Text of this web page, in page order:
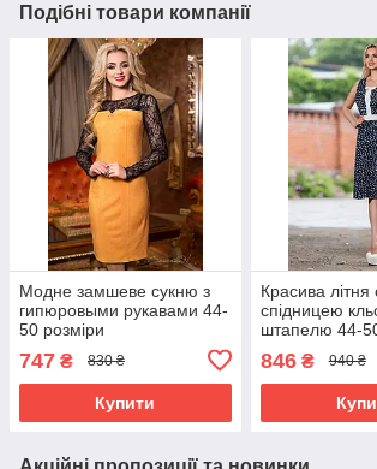
Подібні товари компанії
Модне замшеве сукню з
гипюровыми рукавами 44-
50 розміри
747 ₴ 830 ₴
Купити
Красива літня
спідницею
штапелю 44-
846₴ 940 ₴